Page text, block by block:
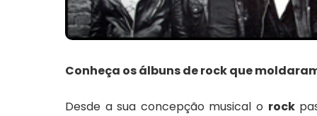
Conheça os álbuns de rock que
Desde a sua concepção musical o rock